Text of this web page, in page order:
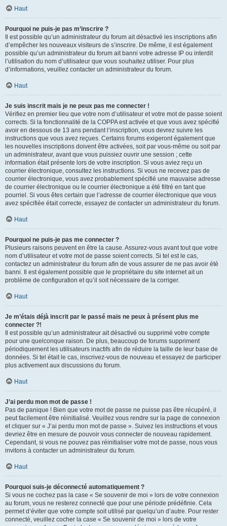
Haut
Pourquoi ne puis-je pas m’inscrire ?
Il est possible qu’un administrateur du forum ait désactivé les inscriptions afin
d’empêcher les nouveaux visiteurs de s’inscrire. De même, il est également
possible qu’un administrateur du forum ait banni votre adresse IP ou interdit
l’utilisation du nom d’utilisateur que vous souhaitez utiliser. Pour plus
d’informations, veuillez contacter un administrateur du forum.
Haut
Je suis inscrit mais je ne peux pas me connecter !
Vérifiez en premier lieu que votre nom d’utilisateur et votre mot de passe soient
corrects. Si la fonctionnalité de la COPPA est activée et que vous avez spécifié
avoir en dessous de 13 ans pendant l’inscription, vous devrez suivre les
instructions que vous avez reçues. Certains forums exigeront également que
les nouvelles inscriptions doivent être activées, soit par vous-même ou soit par
un administrateur, avant que vous puissiez ouvrir une session ; cette
information était présente lors de votre inscription. Si vous aviez reçu un
courrier électronique, consultez les instructions. Si vous ne recevez pas de
courrier électronique, vous avez probablement spécifié une mauvaise adresse
de courrier électronique ou le courrier électronique a été filtré en tant que
pourriel. Si vous êtes certain que l’adresse de courrier électronique que vous
avez spécifiée était correcte, essayez de contacter un administrateur du forum.
Haut
Pourquoi ne puis-je pas me connecter ?
Plusieurs raisons peuvent en être la cause. Assurez-vous avant tout que votre
nom d’utilisateur et votre mot de passe soient corrects. Si tel est le cas,
contactez un administrateur du forum afin de vous assurer de ne pas avoir été
banni. Il est également possible que le propriétaire du site internet ait un
problème de configuration et qu’il soit nécessaire de la corriger.
Haut
Je m’étais déjà inscrit par le passé mais ne peux à présent plus me
connecter ?!
Il est possible qu’un administrateur ait désactivé ou supprimé votre compte
pour une quelconque raison. De plus, beaucoup de forums suppriment
périodiquement les utilisateurs inactifs afin de réduire la taille de leur base de
données. Si tel était le cas, inscrivez-vous de nouveau et essayez de participer
plus activement aux discussions du forum.
Haut
J’ai perdu mon mot de passe !
Pas de panique ! Bien que votre mot de passe ne puisse pas être récupéré, il
peut facilement être réinitialisé. Veuillez vous rendre sur la page de connexion
et cliquer sur « J’ai perdu mon mot de passe ». Suivez les instructions et vous
devriez être en mesure de pouvoir vous connecter de nouveau rapidement.
Cependant, si vous ne pouvez pas réinitialiser votre mot de passe, nous vous
invitons à contacter un administrateur du forum.
Haut
Pourquoi suis-je déconnecté automatiquement ?
Si vous ne cochez pas la case « Se souvenir de moi » lors de votre connexion
au forum, vous ne resterez connecté que pour une période prédéfinie. Cela
permet d’éviter que votre compte soit utilisé par quelqu’un d’autre. Pour rester
connecté, veuillez cocher la case « Se souvenir de moi » lors de votre